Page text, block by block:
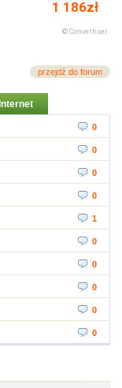
przejdź do forum
Internet
0
0
0
0
1
0
0
0
0
0